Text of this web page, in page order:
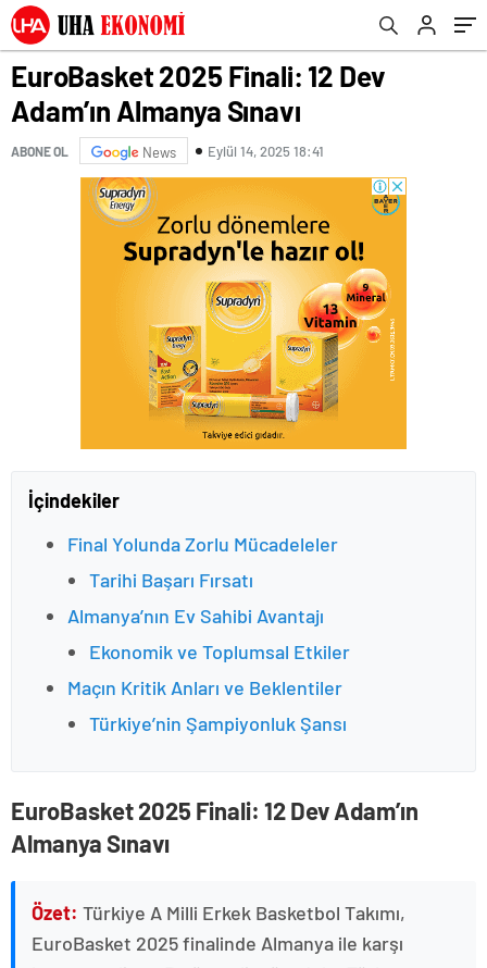
EuroBasket 2025 Finali: 12 Dev
Adam’ın Almanya Sınavı
ABONE OL News Eylül 14, 2025 18:41
İçindekiler
Final Yolunda Zorlu Mücadeleler
Tarihi Başarı Fırsatı
Almanya’nın Ev Sahibi Avantajı
Ekonomik ve Toplumsal Etkiler
Maçın Kritik Anları ve Beklentiler
Türkiye’nin Şampiyonluk Şansı
EuroBasket 2025 Finali: 12 Dev Adam’ın
Almanya Sınavı
Özet: Türkiye A Milli Erkek Basketbol Takımı,
EuroBasket 2025 finalinde Almanya ile karşı
Kritik İnceleme